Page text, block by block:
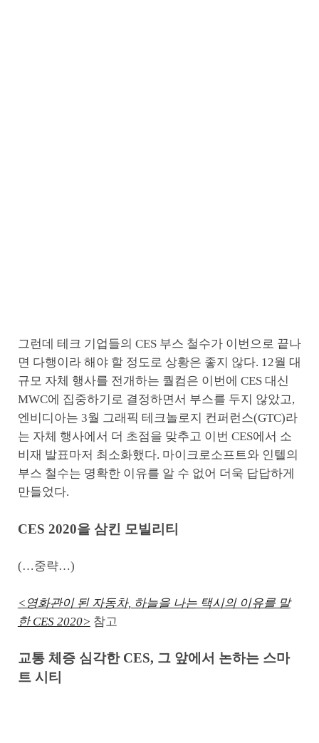
그런데 테크 기업들의 CES 부스 철수가 이번으로 끝나
면 다행이라 해야 할 정도로 상황은 좋지 않다. 12월 대
규모 자체 행사를 전개하는 퀄컴은 이번에 CES 대신
MWC에 집중하기로 결정하면서 부스를 두지 않았고,
엔비디아는 3월 그래픽 테크놀로지 컨퍼런스(GTC)라
는 자체 행사에서 더 초점을 맞추고 이번 CES에서 소
비재 발표마저 최소화했다. 마이크로소프트와 인텔의
부스 철수는 명확한 이유를 알 수 없어 더욱 답답하게
만들었다.
CES 2020을 삼킨 모빌리티
(…중략…)
<영화관이 된 자동차, 하늘을 나는 택시의 이유를 말
한 CES 2020> 참고
교통 체증 심각한 CES, 그 앞에서 논하는 스마
트 시티